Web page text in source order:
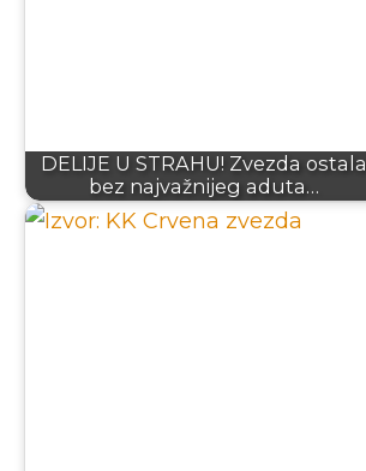
DELIJE U STRAHU! Zvezda ostala
bez najvažnijeg aduta…